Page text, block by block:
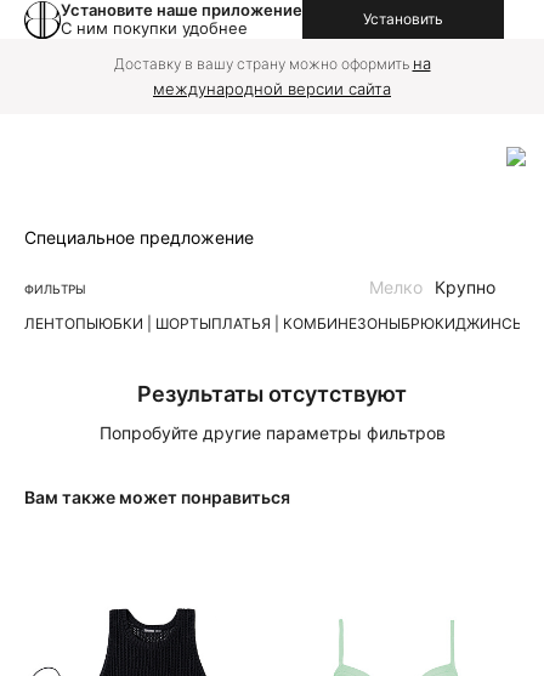
Установите наше приложение
С ним покупки удобнее
Установить
Доставку в вашу страну можно оформить на
международной версии сайта
Специальное предложение
ФИЛЬТРЫ
ЛЕНТОПЫЮБКИ | ШОРТЫПЛАТЬЯ | КОМБИНЕЗОНЫБРЮКИДЖИНСЫ
Мелко Крупно
Результаты отсутствуют
Попробуйте другие параметры фильтров
Вам также может понравиться